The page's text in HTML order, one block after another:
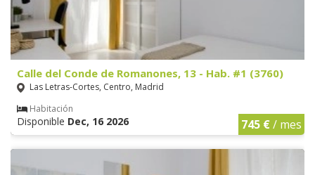
Calle del Conde de Romanones, 13 - Hab. #1 (3760)
Las Letras-Cortes, Centro, Madrid
Habitación
Disponible Dec, 16 2026 745 €/ mes